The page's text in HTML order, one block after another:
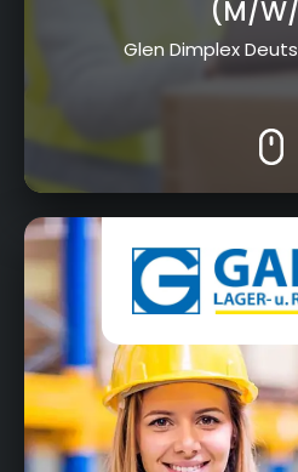
(M/
Glen Dimplex